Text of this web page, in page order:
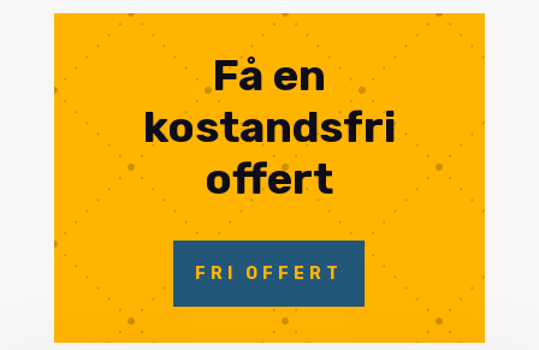
Få en
kostandsfri
offert
FRI OFFERT